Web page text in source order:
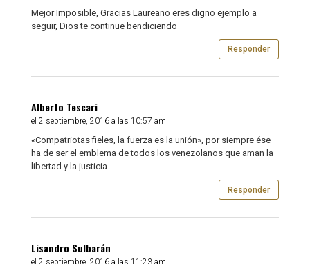
Mejor Imposible, Gracias Laureano eres digno ejemplo a
seguir, Dios te continue bendiciendo
Responder
Alberto Tescari
el 2 septiembre, 2016 a las 10:57 am
«Compatriotas fieles, la fuerza es la unión», por siempre ése
ha de ser el emblema de todos los venezolanos que aman la
libertad y la justicia.
Responder
Lisandro Sulbarán
el 2 septiembre, 2016 a las 11:23 am